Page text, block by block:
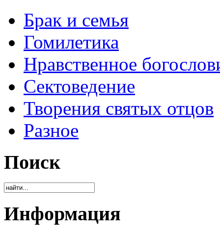
Брак и семья
Гомилетика
Нравственное
Сектоведение
Творения святых отцов
Разное
Поиск
Информация